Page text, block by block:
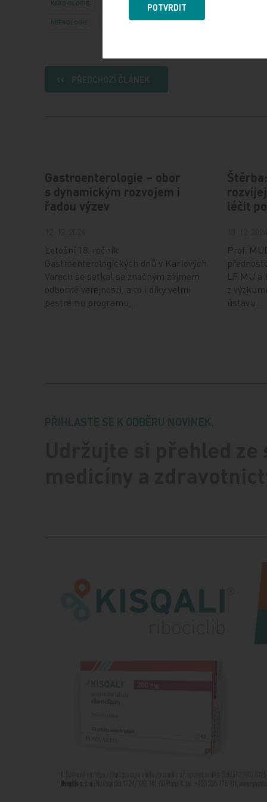
KARDIOLOGIE DIABETOLOGIE PRIMÁRNÍ PÉČE
NEFROLOGIE ROZHOVORY
PŘEDCHOZÍ ČLÁNEK
Gastroenterologie – obor
s dynamickým rozvojem i
řadou výzev
Letošní 18. ročník
Gastroenterologických dnů v Karlových
Varech se setkal se značným zájmem
odborné veřejnosti, a to i díky velmi
pestrému programu,…
léčit
Prof.
LF MU a
z
ústavu…
PŘIHLASTE SE K ODBĚRU NOVINEK.
POTVRDIT